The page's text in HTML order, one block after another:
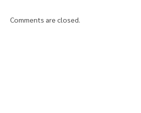
Comments are closed.